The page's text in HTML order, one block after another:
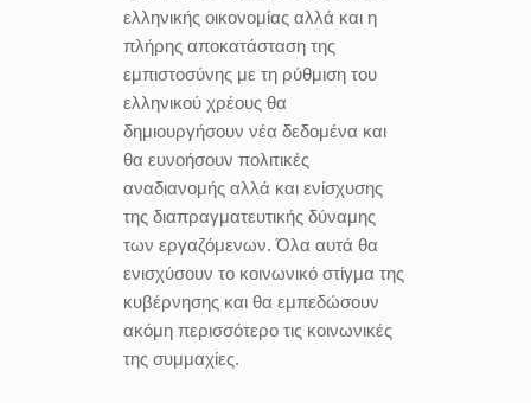
ελληνικής οικονομίας αλλά και η
πλήρης αποκατάσταση της
εμπιστοσύνης με τη ρύθμιση του
ελληνικού χρέους θα
δημιουργήσουν νέα δεδομένα και
θα ευνοήσουν πολιτικές
αναδιανομής αλλά και ενίσχυσης
της διαπραγματευτικής δύναμης
των εργαζόμενων. Όλα αυτά θα
ενισχύσουν το κοινωνικό στίγμα της
κυβέρνησης και θα εμπεδώσουν
ακόμη περισσότερο τις κοινωνικές
της συμμαχίες.